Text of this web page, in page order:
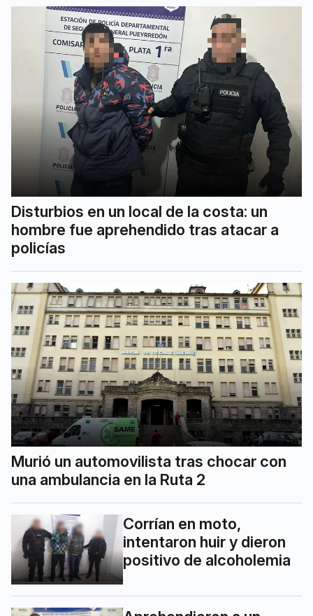
Disturbios en un local de la costa: un
hombre fue aprehendido tras atacar a
policías
Murió un automovilista tras chocar con
una ambulancia en la Ruta 2
Corrían en moto,
intentaron huir y dieron
positivo de alcoholemia